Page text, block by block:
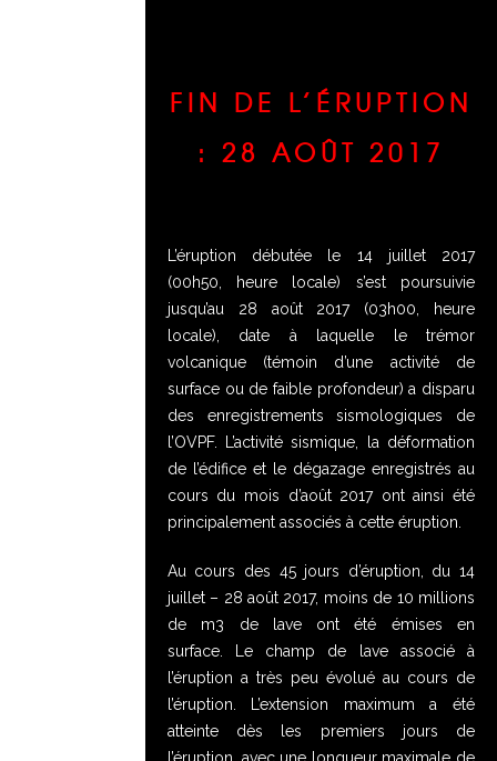
FIN DE L’ÉRUPTION
: 28 AOÛT 2017
L’éruption débutée le 14 juillet 2017
(00h50, heure locale) s’est poursuivie
jusqu’au 28 août 2017 (03h00, heure
locale), date à laquelle le trémor
volcanique (témoin d’une activité de
surface ou de faible profondeur) a disparu
des enregistrements sismologiques de
l’OVPF. L’activité sismique, la déformation
de l’édifice et le dégazage enregistrés au
cours du mois d’août 2017 ont ainsi été
principalement associés à cette éruption.
Au cours des 45 jours d’éruption, du 14
juillet – 28 août 2017, moins de 10 millions
de m3 de lave ont été émises en
surface. Le champ de lave associé à
l’éruption a très peu évolué au cours de
l’éruption. L’extension maximum a été
atteinte dès les premiers jours de